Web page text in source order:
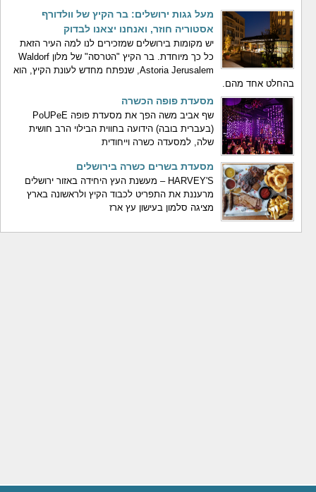
מעל גגות ירושלים: בר הקיץ של וולדורף
אסטוריה חוזר, ואנחנו יצאנו לבדוק
יש מקומות בירושלים שמזכירים לנו למה העיר הזאת
כל כך מיוחדת. בר הקיץ "הטרסה" של מלון Waldorf
Astoria Jerusalem, שנפתח מחדש לעונת הקיץ, הוא
בהחלט אחד מהם.
מסעדת פופה הכשרה
שף אביב משה הפך את מסעדת פופה PoUPeE
(בעברית בובה) הידועה בחווית הבילוי הרב חושית
שלה, למסעדה כשרה וייחודית
מסעדת בשרים כשרה בירושלים
HARVEY'S – מעשנת העץ היחידה באזור ירושלים
מרעננת את התפריט לכבוד הקיץ ולראשונה בארץ
מציגה סלמון בעישון עץ ארז